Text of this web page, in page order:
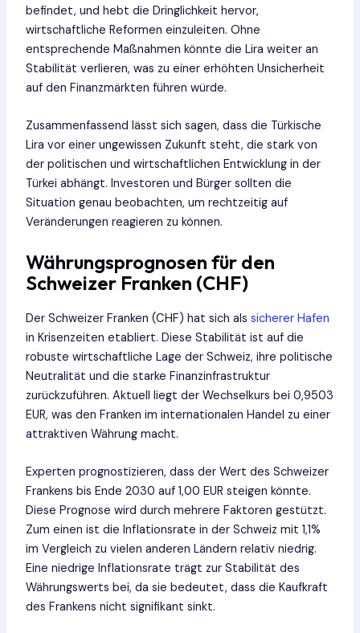
befindet, und hebt die Dringlichkeit hervor,
wirtschaftliche Reformen einzuleiten. Ohne
entsprechende Maßnahmen könnte die Lira weiter an
Stabilität verlieren, was zu einer erhöhten Unsicherheit
auf den Finanzmärkten führen würde.
Zusammenfassend lässt sich sagen, dass die Türkische
Lira vor einer ungewissen Zukunft steht, die stark von
der politischen und wirtschaftlichen Entwicklung in der
Türkei abhängt. Investoren und Bürger sollten die
Situation genau beobachten, um rechtzeitig auf
Veränderungen reagieren zu können.
Währungsprognosen für den
Schweizer Franken (CHF)
Der Schweizer Franken (CHF) hat sich als sicherer Hafen
in Krisenzeiten etabliert. Diese Stabilität ist auf die
robuste wirtschaftliche Lage der Schweiz, ihre politische
Neutralität und die starke Finanzinfrastruktur
zurückzuführen. Aktuell liegt der Wechselkurs bei 0,9503
EUR, was den Franken im internationalen Handel zu einer
attraktiven Währung macht.
Experten prognostizieren, dass der Wert des Schweizer
Frankens bis Ende 2030 auf 1,00 EUR steigen könnte.
Diese Prognose wird durch mehrere Faktoren gestützt.
Zum einen ist die Inflationsrate in der Schweiz mit 1,1%
im Vergleich zu vielen anderen Ländern relativ niedrig.
Eine niedrige Inflationsrate trägt zur Stabilität des
Währungswerts bei, da sie bedeutet, dass die Kaufkraft
des Frankens nicht signifikant sinkt.